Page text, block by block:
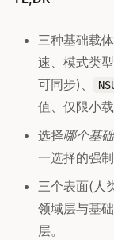
三种基础载
速、模式类
可同步)、
值、仅限小载
选择哪个基
一选择的强
三个表面(人
领域层与基
层。